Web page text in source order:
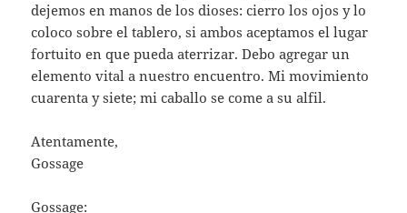
dejemos en manos de los dioses: cierro los ojos y lo
coloco sobre el tablero, si ambos aceptamos el lugar
fortuito en que pueda aterrizar. Debo agregar un
elemento vital a nuestro encuentro. Mi movimiento
cuarenta y siete; mi caballo se come a su alfil.
Atentamente,
Gossage
Gossage: